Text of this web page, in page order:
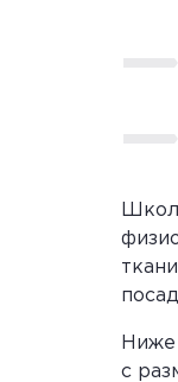
Ниже
с